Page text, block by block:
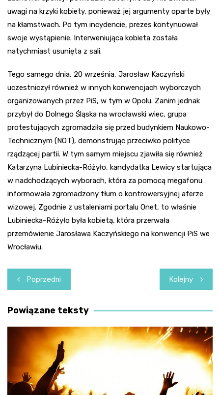
uwagi na krzyki kobiety, ponieważ jej argumenty oparte były
na kłamstwach. Po tym incydencie, prezes kontynuował
swoje wystąpienie. Interweniująca kobieta została
natychmiast usunięta z sali.
Tego samego dnia, 20 września, Jarosław Kaczyński
uczestniczył również w innych konwencjach wyborczych
organizowanych przez PiS, w tym w Opolu. Zanim jednak
przybył do Dolnego Śląska na wrocławski wiec, grupa
protestujących zgromadziła się przed budynkiem Naukowo-
Technicznym (NOT), demonstrując przeciwko polityce
rządzącej partii. W tym samym miejscu zjawiła się również
Katarzyna Lubiniecka-Różyło, kandydatka Lewicy startująca
w nadchodzących wyborach, która za pomocą megafonu
informowała zgromadzony tłum o kontrowersyjnej aferze
wizowej. Zgodnie z ustaleniami portalu Onet, to właśnie
Lubiniecka-Różyło była kobietą, która przerwała
przemówienie Jarosława Kaczyńskiego na konwencji PiS we
Wrocławiu.
Nawigacja
wpisu
Poprzedni Kolejny
Powiązane teksty